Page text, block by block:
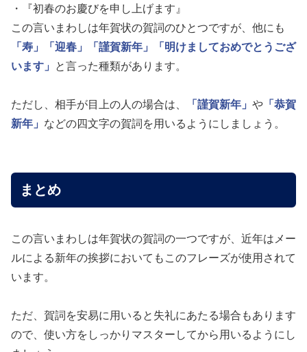
・『初春のお慶びを申し上げます』
この言いまわしは年賀状の賀詞のひとつですが、他にも
「寿」
「迎春」 「謹賀新年」
「明けましておめでとうござ
います」
と言った種類があります。
ただし、相手が目上の人の場合は、 「謹賀新年」 や 「恭賀
新年」 などの四文字の賀詞を用いるようにしましょう。
まとめ
この言いまわしは年賀状の賀詞の一つですが、近年はメー
ルによる新年の挨拶においてもこのフレーズが使用されて
います。
ただ、賀詞を安易に用いると失礼にあたる場合もあります
ので、使い方をしっかりマスターしてから用いるようにし